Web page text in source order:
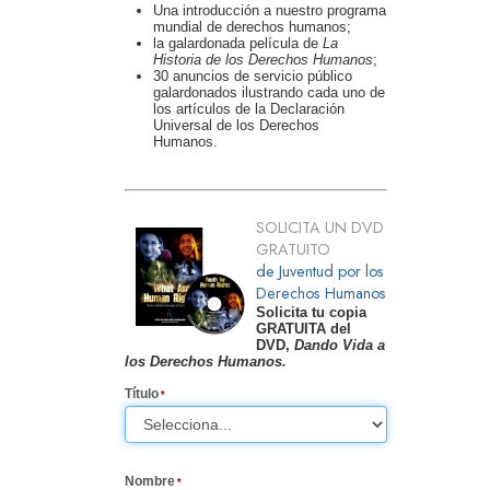
Una introducción a nuestro programa
mundial de derechos humanos;
la galardonada película de La
Historia de los Derechos Humanos;
30 anuncios de servicio público
galardonados ilustrando cada uno de
los artículos de la Declaración
Universal de los Derechos
Humanos.
SOLICITA UN DVD
GRATUITO
de Juventud por los
Derechos Humanos
Solicita tu copia
GRATUITA del
DVD, Dando Vida a
los Derechos Humanos.
Título
Nombre